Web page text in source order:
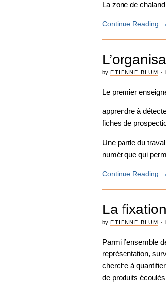
La zone de
Continue Reading →
by ETIENNE BLUM ·
Le premier
apprendre à
fiches de
Une partie du
numérique qui
Continue Reading →
La
by ETIENNE BLUM ·
Parmi l’ensemble
représentation,
cherche à
de produits